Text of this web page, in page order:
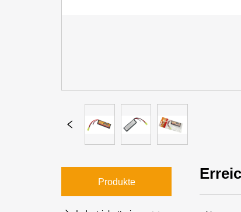
Produkte